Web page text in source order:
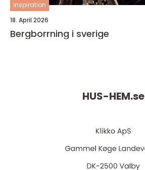
inspiration
18. April 2026
Bergborrning i sverige
HUS-HEM.se